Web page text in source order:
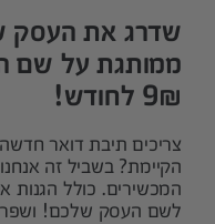
שדרג את העסק
ממותגת על שם
9₪ לחודש!
צריכים תיבת דואר
הקיימת? בשביל זה
המכשירים. כולל הגנות
לשם העסק שלכם!